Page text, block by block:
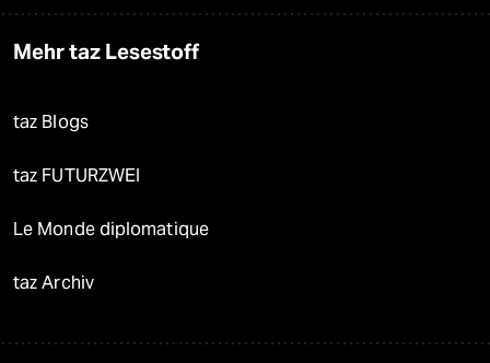
Mehr taz Lesestoff
taz Blogs
taz FUTURZWEI
Le Monde diplomatique
taz Archiv